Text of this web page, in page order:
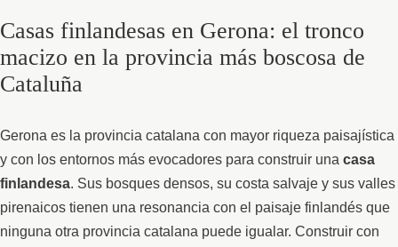
Casas finlandesas en Gerona: el tronco
macizo en la provincia más boscosa de
Cataluña
Gerona es la provincia catalana con mayor riqueza paisajística
y con los entornos más evocadores para construir una casa
finlandesa. Sus bosques densos, su costa salvaje y sus valles
pirenaicos tienen una resonancia con el paisaje finlandés que
ninguna otra provincia catalana puede igualar. Construir con